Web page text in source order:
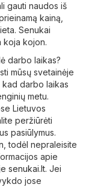
gauti naudos iš
kainą,
Senukai
koja kojon.
darbo laikas?
mūsų svetainėje
kad darbo laikas
metu.
Lietuvos
peržiūrėti
pasiūlymus.
todėl nepraleisite
apie
senukai.lt. Jei
jose